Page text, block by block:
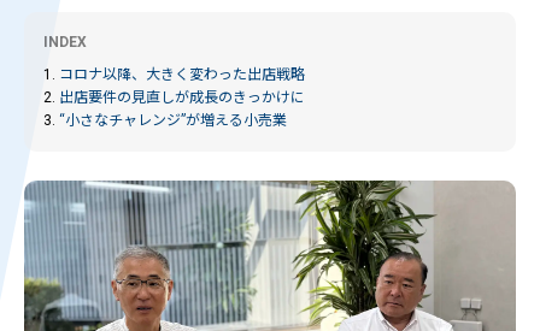
INDEX
1. コロナ以降、大きく変わった出店戦略
2. 出店要件の見直しが成長のきっかけに
3. “小さなチャレンジ”が増える小売業